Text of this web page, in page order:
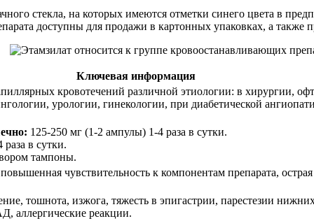
стекла, на которых имеются отметки синего цвета в
доступны для продажи в картонных упаковках, а также
Ключевая информация
кровотечений различной этиологии: в хирургии,
урологии, гинекологии, при диабетической
125-250 мг (1-2 ампулы) 1-4 раза в сутки.
раза в сутки.
тампоны.
чувствительность к компонентам препарата,
тошнота, изжога, тяжесть в эпигастрии, парестезии
аллергические реакции.